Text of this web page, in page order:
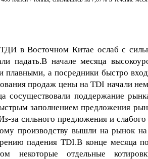
в Восточном Китае ослаб с
падать.В начале месяца
плавными, а посредники быстро
продаж цены на TDI начали
сосуществовали поддержание
заполнением предложения
за сильного предложения и
производству вышли на рынок
падения TDI.В конце месяца
некоторые отдельные